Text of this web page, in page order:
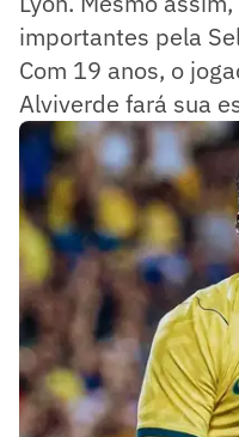
importantes pela
Com 19 anos, o
Alviverde fará sua